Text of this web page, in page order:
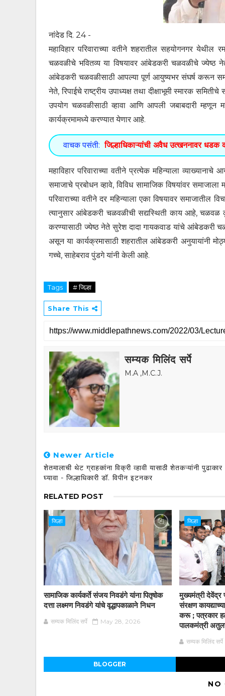
नांदेड दि. 24 -
महाविहार परिवाराच्या वतीने शहरातील सहयोगनगर येथील
चळवळीचे भवितव्य या विषयावर आंबेडकरी चळवळीचे
आंबेडकरी चळवळीसाठी आपल्या पूर्ण आयुष्यभर संघर्ष करून
नेते, रिपाईचे राष्ट्रीय उपाध्यक्ष तथा दीक्षाभूमी स्मारक समितीचे
उपयोग चळवळीसाठी व्हावा आणि आपली जबाबदारी म्हणून
कार्यक्रमामध्ये करण्यात येणार आहे.
वाचक पसंती: जिल्हाधिकाऱ्यांची अवैध उत्खननावर धडक
महाविहार परिवाराच्या वतीने प्रत्येक महिन्याला
समाजाचे प्रबोधन व्हावे, विविध सामाजिक विषयांवर
परिवाराच्या वतीने दर महिन्याला एका विषयावर
त्यानुसार आंबेडकरी चळवळीची सद्यस्थिती काय आहे, चळवळ
करण्यासाठी ज्येष्ठ नेते सुरेश दादा गायकवाड यांचे आंबेडकरी
असून या कार्यक्रमासाठी शहरातील आंबेडकरी अनुयायांनी
गच्चे, साहेबराव पुंडगे यांनी केली आहे.
Tags # जिल्हा
Share This
सम्यक मिलिंद सर्पे
M.A ,M.C.J.
Newer Article
शेतमालाची थेट ग्राहकांना विक्री व्हावी यासाठी शेतकऱ्यांनी पुढाकार
घ्यावा - जिल्हाधिकारी डॉ. विपीन इटनकर
RELATED POST
जिल्हा
सामाजिक कार्यकर्ते संजय निवडंगे यांना पितृषोक
दत्ता लक्ष्मण निवडंगे यांचे वृद्धापकाळाने निधन
सम्यक मिलिंद सर्पे May 28, 2026
जिल्हा
मुख्यमंत्री देवेंद्र
संरक्षण
करू ; पत्रकार
पालकमंत्री
सम्यक मिलिंद सर्पे
BLOGGER
NO